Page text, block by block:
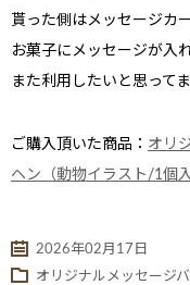
貰った側はメッセージカ
お菓子にメッセージが入
また利用したいと思って
ご購入頂いた商品： オリ
ヘン（動物イラスト/1個入
2026年02月17日
オリジナルメッセージ